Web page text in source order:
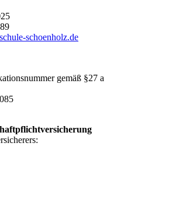
schoenholz.de
gemäß §27 a